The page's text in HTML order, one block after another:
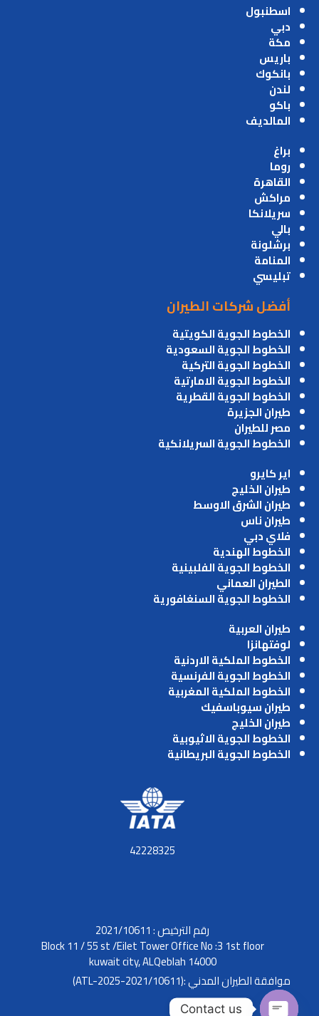
اسطنبول
دبي
مكة
باريس
بانكوك
لندن
باكو
المالديف
براغ
روما
القاهرة
مراكش
سريلانكا
بالي
برشلونة
المنامة
تبليسي
أفضل شركات الطيران
الخطوط الجوية الكويتية
الخطوط الجوية السعودية
الخطوط الجوية التركية
الخطوط الجوية الامارتية
الخطوط الجوية القطرية
طيران الجزيرة
مصر للطيران
الخطوط الجوية السريلانكية
اير كايرو
طيران الخليج
طيران الشرق الاوسط
طيران ناس
فلاي دبي
الخطوط الهندية
الخطوط الجوية الفلبينية
الطيران العماني
الخطوط الجوية السنغافورية
طيران العربية
لوفتهانزا
الخطوط الملكية الاردنية
الخطوط الجوية الفرنسية
الخطوط الملكية المغربية
طيران سيوباسفيك
طيران الخليج
الخطوط الجوية الاثيوبية
الخطوط الجوية البريطانية
42228325
رقم الترخيص : 2021/10611
Block 11 / 55 st /Eilet Tower Office No :3 1st floor
kuwait city, ALQeblah 14000
موافقة الطيران المدني :(2021/10611-ATL-2025)
Contact us